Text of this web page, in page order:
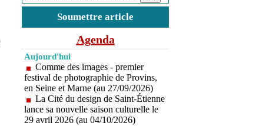
Soumettre article
Agenda
Aujourd'hui
Comme des images - premier
festival de photographie de Provins,
en Seine et Marne (au 27/09/2026)
La Cité du design de Saint-Étienne
lance sa nouvelle saison culturelle le
29 avril 2026 (au 04/10/2026)